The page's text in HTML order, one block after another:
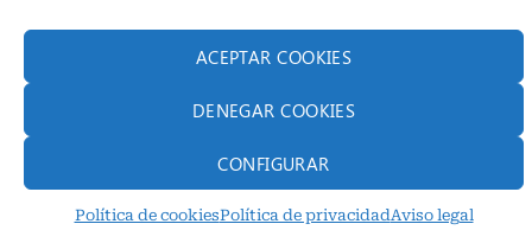
ACEPTAR COOKIES
DENEGAR COOKIES
CONFIGURAR
Política de cookiesPolítica de privacidadAviso legal